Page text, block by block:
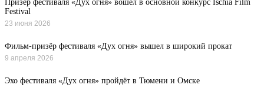
Призер фестиваля «Дух огня» вошел в основной конкурс Ischia Film
Festival
23 июня 2026
Фильм-призёр фестиваля «Дух огня» вышел в широкий прокат
9 апреля 2026
Эхо фестиваля «Дух огня» пройдёт в Тюмени и Омске